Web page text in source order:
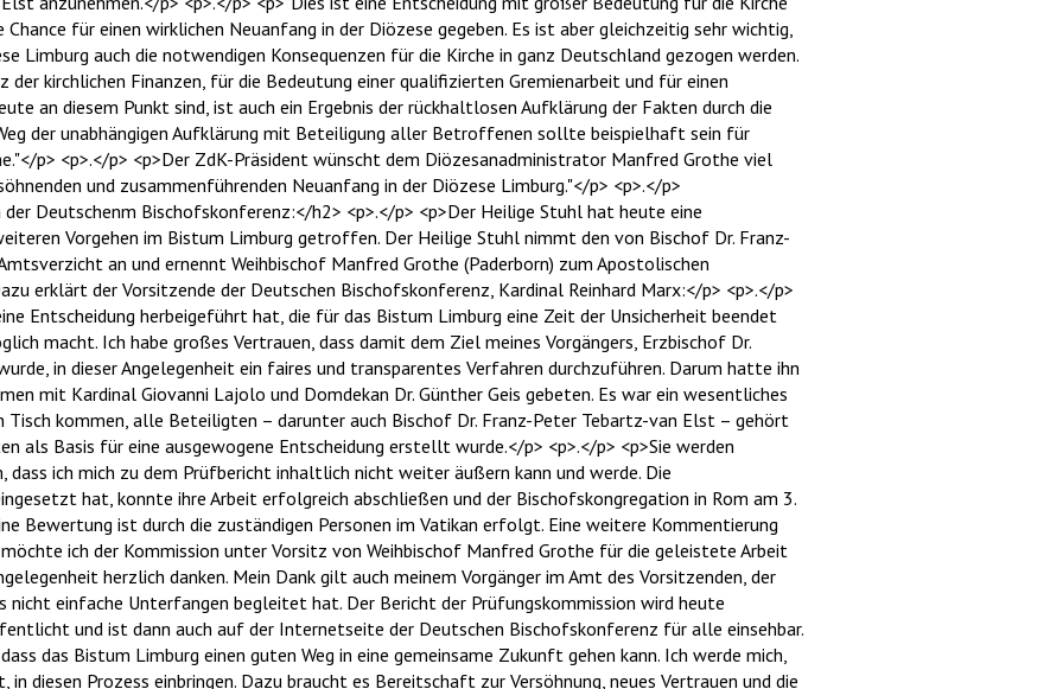
für einen wirklichen Neuanfang in der Diözese gegeben. Es ist aber gleichzeitig sehr wichtig,
Limburg auch die notwendigen Konsequenzen für die Kirche in ganz Deutschland gezogen werden.
der kirchlichen Finanzen, für die Bedeutung einer qualifizierten Gremienarbeit und für einen
an diesem Punkt sind, ist auch ein Ergebnis der rückhaltlosen Aufklärung der Fakten durch die
der unabhängigen Aufklärung mit Beteiligung aller Betroffenen sollte beispielhaft sein für
p> <p>.</p> <p>Der ZdK-Präsident wünscht dem Diözesanadministrator Manfred Grothe viel
und zusammenführenden Neuanfang in der Diözese Limburg."</p> <p>.</p>
Deutschenm Bischofskonferenz:</h2> <p>.</p> <p>Der Heilige Stuhl hat heute eine
Vorgehen im Bistum Limburg getroffen. Der Heilige Stuhl nimmt den von Bischof Dr. Franz-
an und ernennt Weihbischof Manfred Grothe (Paderborn) zum Apostolischen
erklärt der Vorsitzende der Deutschen Bischofskonferenz, Kardinal Reinhard Marx:</p> <p>.</p>
Entscheidung herbeigeführt hat, die für das Bistum Limburg eine Zeit der Unsicherheit beendet
macht. Ich habe großes Vertrauen, dass damit dem Ziel meines Vorgängers, Erzbischof Dr.
in dieser Angelegenheit ein faires und transparentes Verfahren durchzuführen. Darum hatte ihn
mit Kardinal Giovanni Lajolo und Domdekan Dr. Günther Geis gebeten. Es war ein wesentliches
Tisch kommen, alle Beteiligten – darunter auch Bischof Dr. Franz-Peter Tebartz-van Elst – gehört
als Basis für eine ausgewogene Entscheidung erstellt wurde.</p> <p>.</p> <p>Sie werden
dass ich mich zu dem Prüfbericht inhaltlich nicht weiter äußern kann und werde. Die
hat, konnte ihre Arbeit erfolgreich abschließen und der Bischofskongregation in Rom am 3.
Bewertung ist durch die zuständigen Personen im Vatikan erfolgt. Eine weitere Kommentierung
ich der Kommission unter Vorsitz von Weihbischof Manfred Grothe für die geleistete Arbeit
herzlich danken. Mein Dank gilt auch meinem Vorgänger im Amt des Vorsitzenden, der
nicht einfache Unterfangen begleitet hat. Der Bericht der Prüfungskommission wird heute
und ist dann auch auf der Internetseite der Deutschen Bischofskonferenz für alle einsehbar.
das Bistum Limburg einen guten Weg in eine gemeinsame Zukunft gehen kann. Ich werde mich,
diesen Prozess einbringen. Dazu braucht es Bereitschaft zur Versöhnung, neues Vertrauen und die